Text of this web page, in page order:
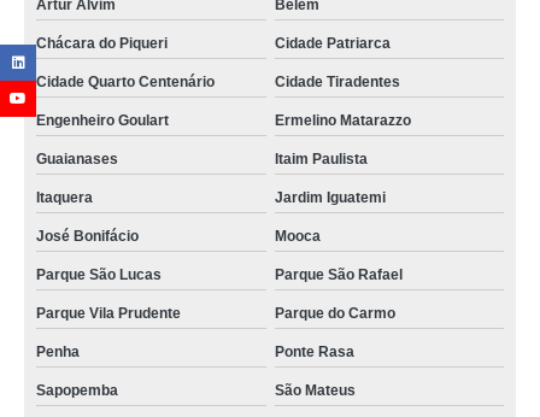
Artur Alvim Belém
Chácara do Piqueri Cidade Patriarca
Cidade Quarto Centenário Cidade Tiradentes
Engenheiro Goulart Ermelino Matarazzo
Guaianases Itaim Paulista
Itaquera Jardim Iguatemi
José Bonifácio Mooca
Parque São Lucas Parque São Rafael
Parque Vila Prudente Parque do Carmo
Penha Ponte Rasa
Sapopemba São Mateus